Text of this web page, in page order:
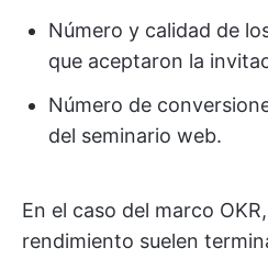
Número y calidad de
que aceptaron la
Número de
del seminario web.
En el caso del marco
rendimiento suelen